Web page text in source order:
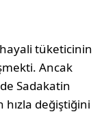
tüketicinin
Ancak
Sadakatin
hızla değiştiğini